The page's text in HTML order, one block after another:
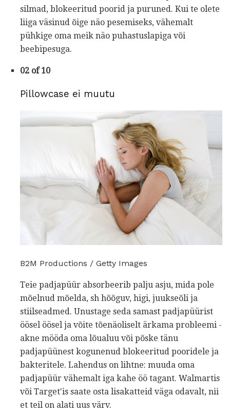
silmad, blokeeritud poorid ja puruned. Kui te olete
liiga väsinud õige näo pesemiseks, vähemalt
pühkige oma meik näo puhastuslapiga või
beebipesuga.
02 of 10
Pillowcase ei muutu
B2M Productions / Getty Images
Teie padjapüür absorbeerib palju asju, mida pole
mõelnud mõelda, sh hõõguv, higi, juukseõli ja
stiilseadmed. Unustage seda samast padjapüürist
öösel öösel ja võite tõenäoliselt ärkama probleemi -
akne mööda oma lõualuu või põske tänu
padjapüünest kogunenud blokeeritud pooridele ja
bakteritele. Lahendus on lihtne: muuda oma
padjapüür vähemalt iga kahe öö tagant. Walmartis
või Target'is saate osta lisakatteid väga odavalt, nii
et teil on alati uus värv.